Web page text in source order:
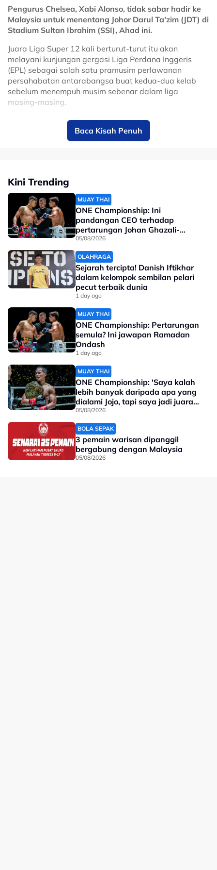
No node context available.
Related Topics
#bola sepak
Pengurus Chelsea, Xabi Alonso, tidak sabar hadir ke
Malaysia untuk menentang Johor Darul Ta'zim (JDT) di
Stadium Sultan Ibrahim (SSI), Ahad ini.
Juara Liga Super 12 kali berturut-turut itu akan
melayani kunjungan gergasi Liga Perdana Inggeris
(EPL) sebagai salah satu pramusim perlawanan
persahabatan antarabangsa buat kedua-dua kelab
sebelum menempuh musim sebenar dalam liga
masing-masing.
Bekas bintang Liverpool itu teruja untuk melihat
keupayaan anak buahnya menentang Harimau Selatan
di hadapan peminat tempatan.
mempunyai hubungan baik dengan Ketua Pegawai
Eksekutif (CEO), JDT, Luis Garcia.
Tonton penuh:
Baca Kisah Penuh
Kini Trending
MUAY THAI
ONE Championship: Ini
pandangan CEO terhadap
pertarungan Johan Ghazali-
Ramadan Ondash
05/08/2026
OLAHRAGA
Sejarah tercipta! Danish Iftikhar
dalam kelompok sembilan pelari
pecut terbaik dunia
1 day ago
MUAY THAI
ONE Championship: Pertarungan
semula? Ini jawapan Ramadan
Ondash
1 day ago
MUAY THAI
ONE Championship: 'Saya kalah
lebih banyak daripada apa yang
dialami Jojo, tapi saya jadi juara
dunia'
05/08/2026
BOLA SEPAK
3 pemain warisan dipanggil
bergabung dengan Malaysia
05/08/2026